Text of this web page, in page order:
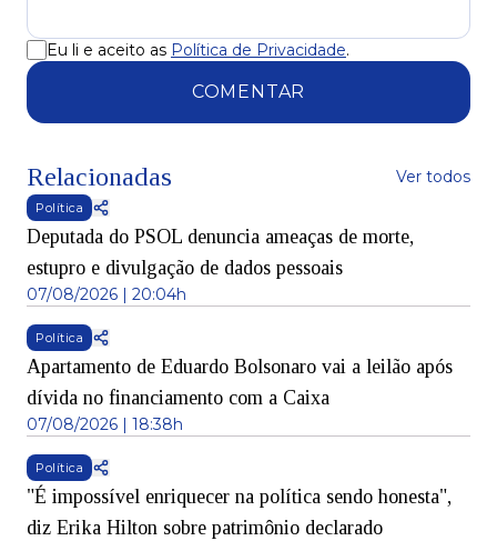
Eu li e aceito as Política de Privacidade.
COMENTAR
Relacionadas Ver todos
Política
Deputada do PSOL denuncia ameaças de morte,
estupro e divulgação de dados pessoais
07/08/2026 | 20:04h
Política
Apartamento de Eduardo Bolsonaro vai a leilão após
dívida no financiamento com a Caixa
07/08/2026 | 18:38h
Política
"É impossível enriquecer na política sendo honesta",
diz Erika Hilton sobre patrimônio declarado